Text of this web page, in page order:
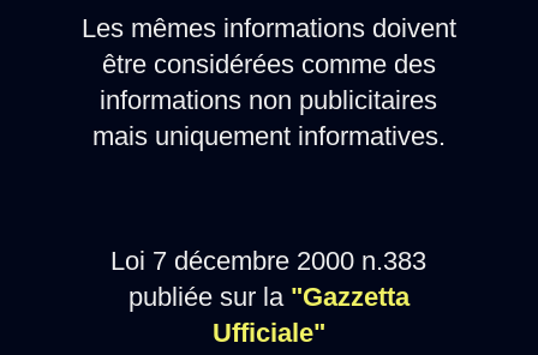
Les mêmes informations doivent
être considérées comme des
informations non publicitaires
mais uniquement informatives.
Loi 7 décembre 2000 n.383
publiée sur la "Gazzetta
Ufficiale"